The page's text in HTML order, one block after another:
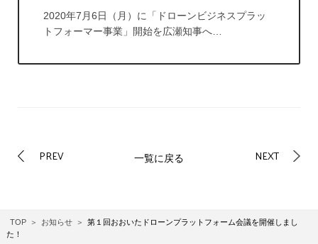
2020年7月6日（月）に「ドローンビジネスプラッ
トフォーマー事業」開始を広瀬知事へ…
PREV 一覧に戻る NEXT
TOP お知らせ
第１回おおいたドローンプラットフォーム会議を開催しまし
た！